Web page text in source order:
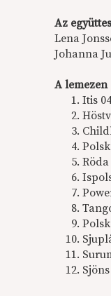
Az
Lena
Johanna
A
Itis